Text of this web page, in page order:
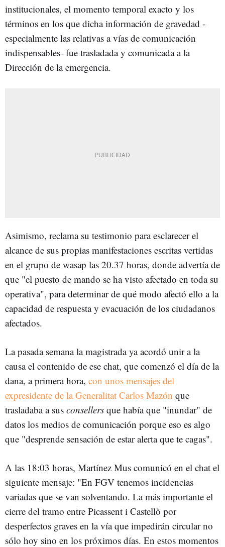
institucionales, el momento temporal exacto y los
términos en los que dicha información de gravedad -
especialmente las relativas a vías de comunicación
indispensables- fue trasladada y comunicada a la
Dirección de la emergencia.
Asimismo, reclama su testimonio para esclarecer el
alcance de sus propias manifestaciones escritas vertidas
en el grupo de wasap las 20.37 horas, donde advertía de
que "el puesto de mando se ha visto afectado en toda su
operativa", para determinar de qué modo afectó ello a la
capacidad de respuesta y evacuación de los ciudadanos
afectados.
La pasada semana la magistrada ya acordó unir a la
causa el contenido de ese chat, que comenzó el día de la
dana, a primera hora, con unos mensajes del
expresidente de la Generalitat Carlos Mazón que
trasladaba a sus consellers que había que "inundar" de
datos los medios de comunicación porque eso es algo
que "desprende sensación de estar alerta que te cagas".
A las 18:03 horas, Martínez Mus comunicó en el chat el
siguiente mensaje: "En FGV tenemos incidencias
variadas que se van solventando. La más importante el
cierre del tramo entre Picassent i Castellò por
desperfectos graves en la vía que impedirán circular no
sólo hoy sino en los próximos días. En estos momentos